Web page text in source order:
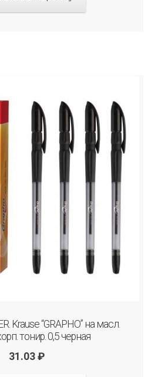
Krause “GRAPHO” на масл.
тонир. 0,5 черная
31.03 ₽